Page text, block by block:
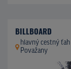
BILLBOARD
hlavný cestný
Považany